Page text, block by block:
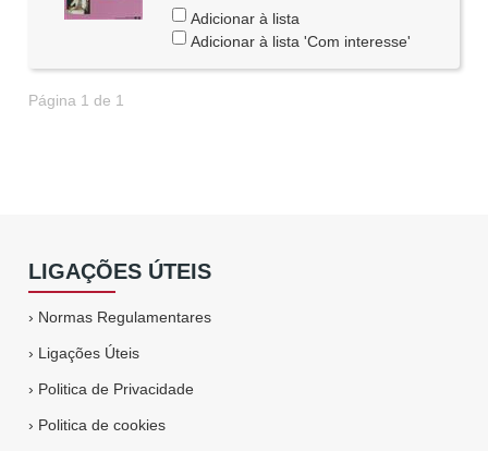
Adicionar à lista
Adicionar à lista 'Com interesse'
Página 1 de 1
LIGAÇÕES ÚTEIS
› Normas Regulamentares
› Ligações Úteis
› Politica de Privacidade
› Politica de cookies